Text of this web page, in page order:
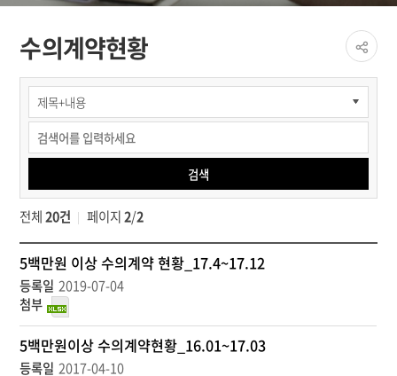
수의계약현황
페이지
공유
share
정보공개
청렴정보공개
수의계약현황
검색
전체20건 페이지2/2
정
보
공
개
>
청
렴
5백만원 이상 수의계약 현황_17.4~17.12
2019-07-04
5백만원이상 수의계약현황_16.01~17.03
2017-04-10